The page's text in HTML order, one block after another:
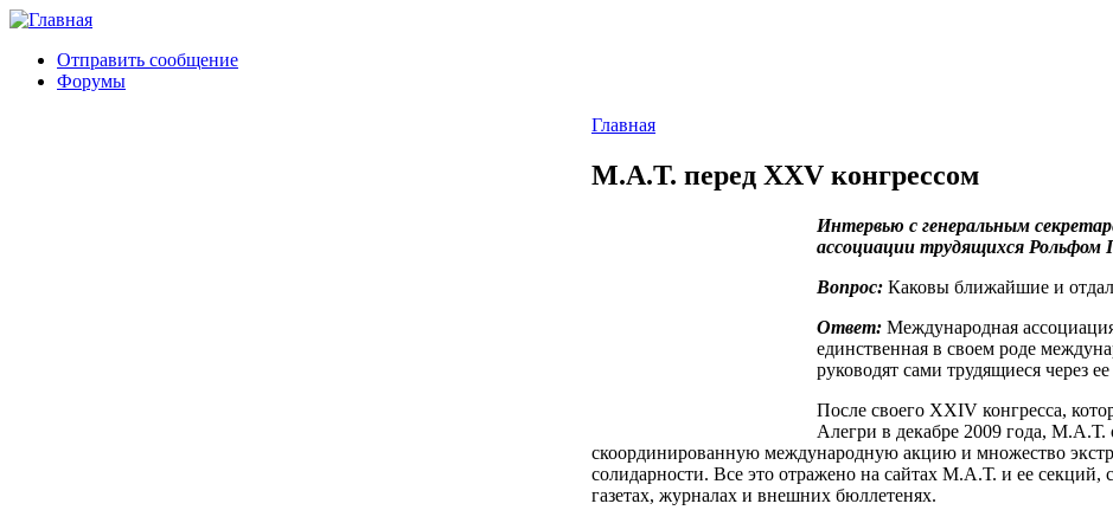
Отправить сообщение
Форумы
Главная
М.А.Т. перед XXV конгрессом
Интервью с генеральным
ассоциации трудящихся
Вопрос: Каковы ближайшие и
Ответ: Международная
единственная в своем роде
руководят сами трудящиеся через
После своего XXIV конгресса,
Алегри в декабре 2009 года, М.А.Т.
скоординированную международную акцию и множество
солидарности. Все это отражено на сайтах М.А.Т. и ее секций,
газетах, журналах и внешних бюллетенях.